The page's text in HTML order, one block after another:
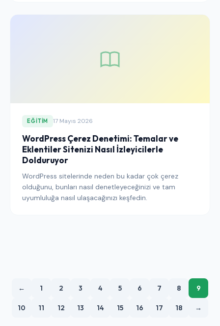
isteyen SSP'ler, DSP'ler ve yayıncılar için 2026'nın işler
EĞITIM 17 Mayıs 2026
WordPress Çerez Denetimi: Temalar ve
Eklentiler Sitenizi Nasıl İzleyicilerle
Dolduruyor
WordPress sitelerinde neden bu kadar çok çerez
olduğunu, bunları nasıl denetleyeceğinizi ve tam
uyumluluğa nasıl ulaşacağınızı keşfedin.
← 1 2 3 4 5 6 7 8 9
10 11 12 13 14 15 16 17 18 →